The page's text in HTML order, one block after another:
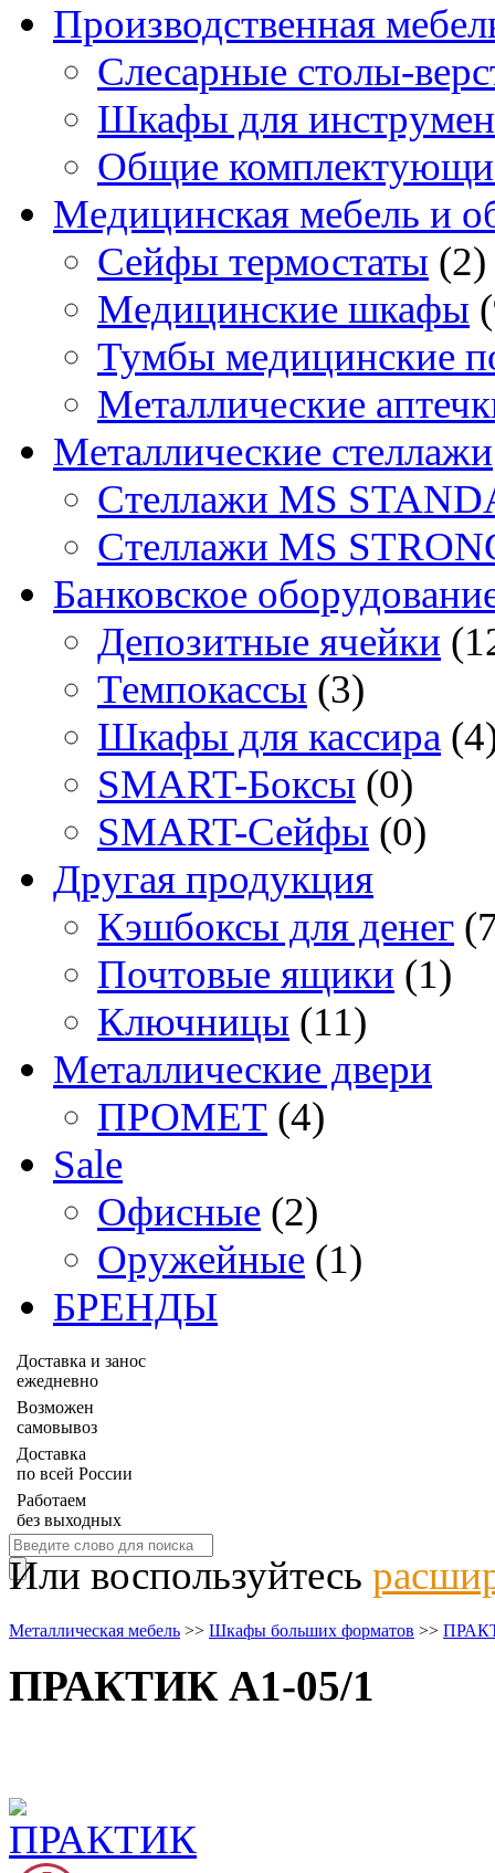
Производственная
Слесарные столы-
Шкафы для
Общие
Медицинская мебель и
Сейфы термостаты (2)
Медицинские шкафы
Тумбы медицинские
Металлические
Металлические стеллажи
Стеллажи MS
Стеллажи MS
Банковское
Депозитные ячейки
Темпокассы (3)
Шкафы для кассира
SMART-Боксы (0)
SMART-Сейфы (0)
Другая продукция
Кэшбоксы для денег
Почтовые ящики (1)
Ключницы (11)
Металлические двери
ПРОМЕТ (4)
Sale
Офисные (2)
Оружейные (1)
БРЕНДЫ
Доставка и занос
ежедневно
Возможен
самовывоз
Доставка
по всей России
Работаем
без выходных
Или воспользуйтесь
Металлическая мебель >> Шкафы больших форматов >>
ПРАКТИК A1-05/1